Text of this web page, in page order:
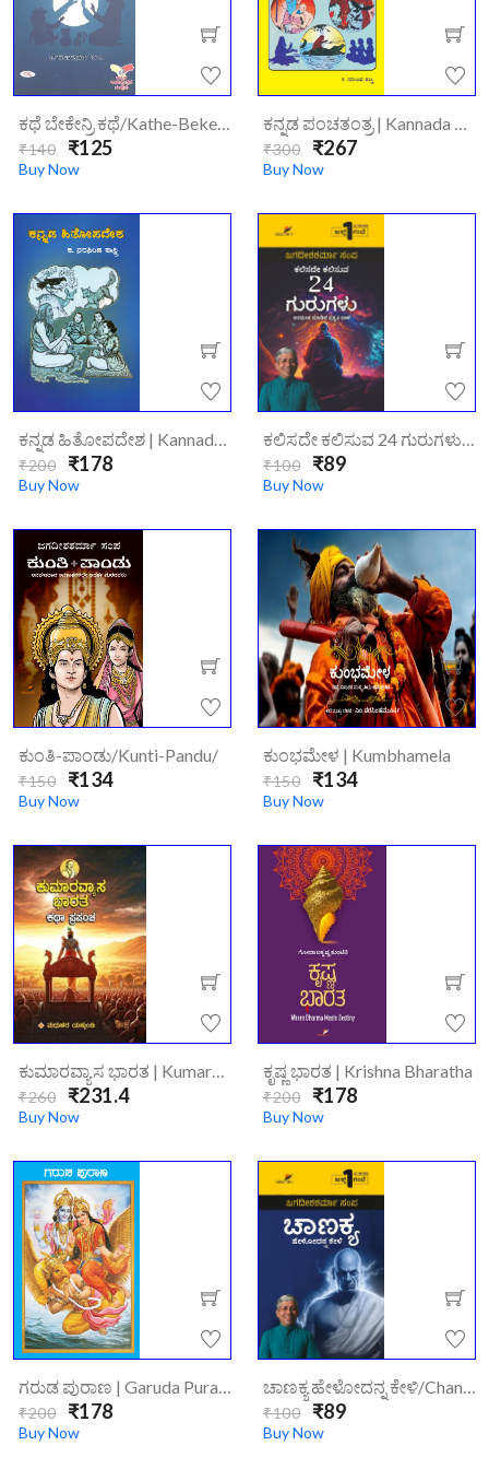
ಕಥೆ ಬೇಕೇನ್ರಿ ಕಥೆ/kathe-Bekenri-Kathe-/
₹140 ₹125
Buy Now
ಕನ್ನಡ ಪಂಚತಂತ್ರ | Kannada Panchatantra
₹300 ₹267
Buy Now
ಕನ್ನಡ ಹಿತೋಪದೇಶ | Kannada Hitopadesha
₹200 ₹178
Buy Now
ಕಲಿಸದೇ ಕಲಿಸುವ 24 ಗುರುಗಳು/kalisade-Kalisuva-24-Gurugalu/
₹100 ₹89
Buy Now
ಕುಂತಿ-ಪಾಂಡು/kunti-Pandu/
₹150 ₹134
Buy Now
ಕುಂಭಮೇಳ | Kumbhamela
₹150 ₹134
Buy Now
ಕುಮಾರವ್ಯಾಸ ಭಾರತ | Kumaravyasa Bharata
₹260 ₹231.4
Buy Now
ಕೃಷ್ಣ ಭಾರತ | Krishna Bharatha
₹200 ₹178
Buy Now
ಗರುಡ ಪುರಾಣ | Garuda Purana
₹200 ₹178
Buy Now
ಚಾಣಕ್ಯ ಹೇಳೋದನ್ನ ಕೇಳಿ/chanakya-Helodanna-Keli/
₹100 ₹89
Buy Now